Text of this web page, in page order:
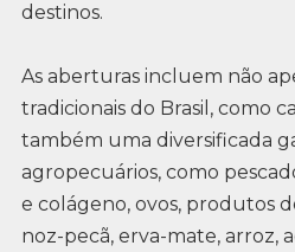
destinos.
As aberturas incluem não
tradicionais do Brasil, como
também uma diversificada
agropecuários, como
e colágeno, ovos, produtos
noz-pecã, erva-mate, arroz,